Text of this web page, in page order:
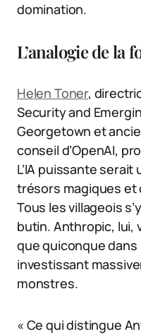
domination.
L’analogie de la
Helen Toner,
Security and
Georgetown et
conseil d’OpenAI,
L’IA puissante
trésors magiques
Tous les villageois
butin. Anthropic, lui,
que quiconque
investissant
monstres.
« Ce qui distingue